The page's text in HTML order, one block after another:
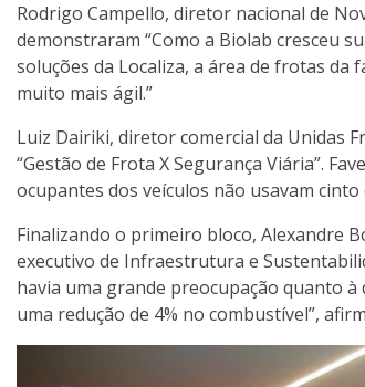
Rodrigo Campello, diretor nacional de
demonstraram “Como a Biolab cresceu
soluções da Localiza, a área de frotas da
muito mais ágil.”
Luiz Dairiki, diretor comercial da Unidas
“Gestão de Frota X Segurança Viária”.
ocupantes dos veículos não usavam cinto
Finalizando o primeiro bloco, Alexandre
executivo de Infraestrutura e
havia uma grande preocupação quanto
uma redução de 4% no combustível”,